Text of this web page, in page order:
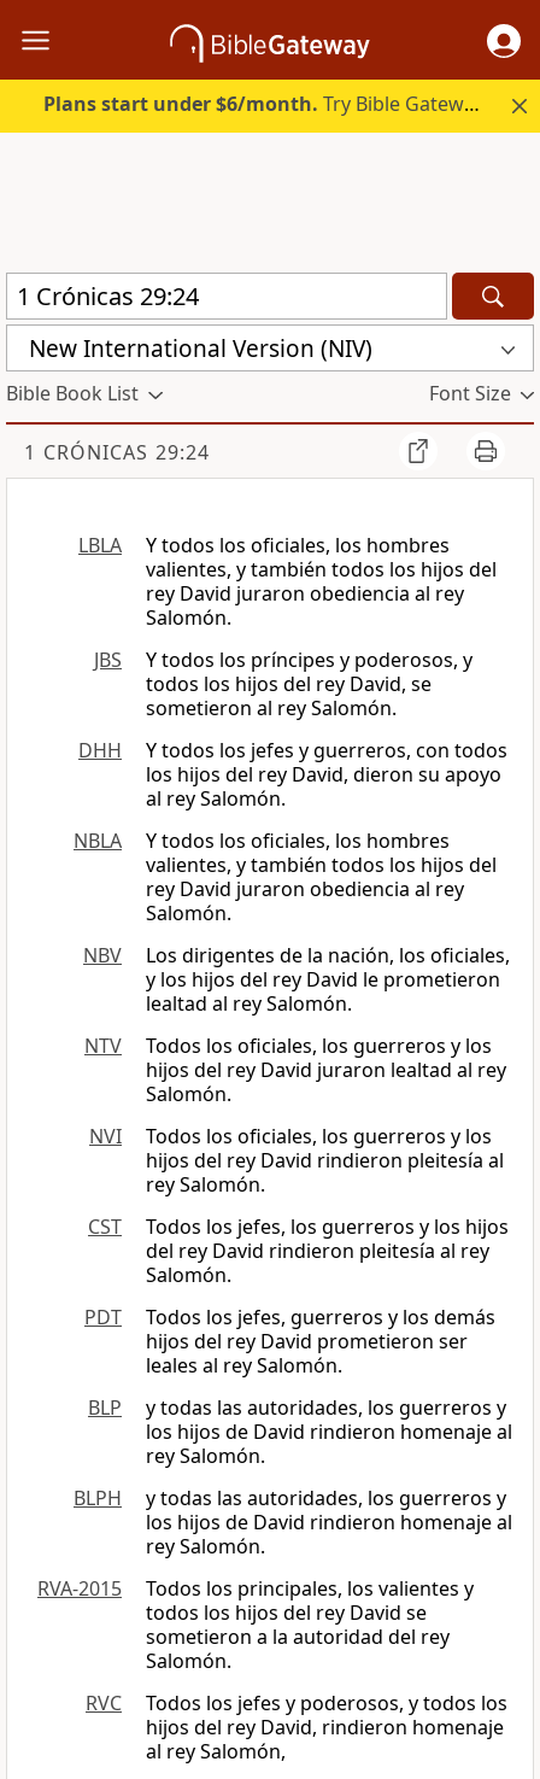
Plans start under $6/month. Try Bible Gateway Plus.
New International Version (NIV)
Bible Book List Font Size
1 CRÓNICAS 29:24
LBLA
Y todos los oficiales, los hombres
valientes, y también todos los hijos del
rey David juraron obediencia al rey
Salomón.
JBS
Y todos los príncipes y poderosos, y
todos los hijos del rey David, se
sometieron al rey Salomón.
DHH
Y todos los jefes y guerreros, con todos
los hijos del rey David, dieron su apoyo
al rey Salomón.
NBLA
Y todos los oficiales, los hombres
valientes, y también todos los hijos del
rey David juraron obediencia al rey
Salomón.
NBV
Los dirigentes de la nación, los oficiales,
y los hijos del rey David le prometieron
lealtad al rey Salomón.
NTV
Todos los oficiales, los guerreros y los
hijos del rey David juraron lealtad al rey
Salomón.
NVI
Todos los oficiales, los guerreros y los
hijos del rey David rindieron pleitesía al
rey Salomón.
CST
Todos los jefes, los guerreros y los hijos
del rey David rindieron pleitesía al rey
Salomón.
PDT
Todos los jefes, guerreros y los demás
hijos del rey David prometieron ser
leales al rey Salomón.
BLP
y todas las autoridades, los guerreros y
los hijos de David rindieron homenaje al
rey Salomón.
BLPH
y todas las autoridades, los guerreros y
los hijos de David rindieron homenaje al
rey Salomón.
RVA-2015
Todos los principales, los valientes y
todos los hijos del rey David se
sometieron a la autoridad del rey
Salomón.
RVC
Todos los jefes y poderosos, y todos los
hijos del rey David, rindieron homenaje
al rey Salomón,